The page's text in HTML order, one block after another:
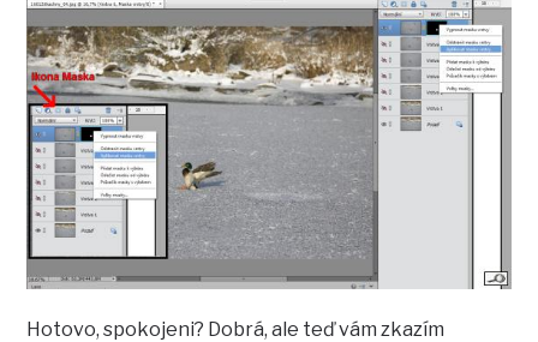
Hotovo, spokojeni? Dobrá, ale teď vám zkazím